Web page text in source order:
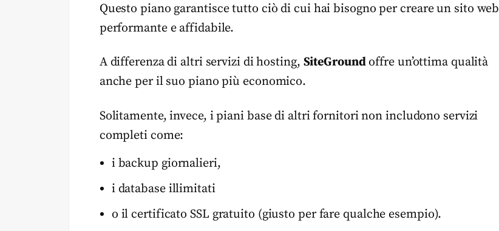
Questo piano garantisce tutto ciò di cui hai bisogno per creare un sito web
performante e affidabile.
A differenza di altri servizi di hosting, SiteGroundoffre un’ottima qualità
anche per il suo piano più economico.
Solitamente, invece, i piani base di altri fornitori non includono servizi
completi come:
i backup giornalieri,
i database illimitati
o il certificato SSL gratuito (giusto per fare qualche esempio).